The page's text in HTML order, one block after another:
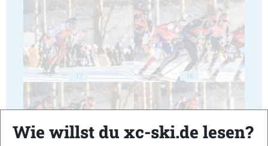
17 18
Wie willst du xc-ski.de lesen?